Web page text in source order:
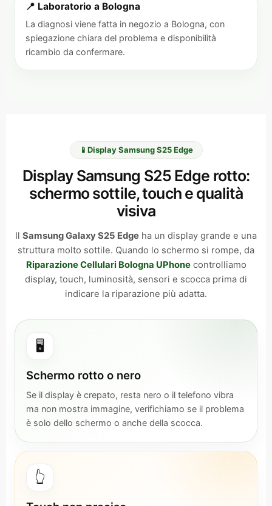
📍 Laboratorio a Bologna
La diagnosi viene fatta in negozio a Bologna, con
spiegazione chiara del problema e disponibilità
ricambio da confermare.
📱 Display Samsung S25 Edge
Display Samsung S25 Edge rotto:
schermo sottile, touch e qualità
visiva
Il Samsung Galaxy S25 Edge ha un display grande e una
struttura molto sottile. Quando lo schermo si rompe, da
Riparazione Cellulari Bologna UPhonecontrolliamo
display, touch, luminosità, sensori e scocca prima di
indicare la riparazione più adatta.
🖥️
Schermo rotto o nero
Se il display è crepato, resta nero o il telefono vibra
ma non mostra immagine, verifichiamo se il problema
è solo dello schermo o anche della scocca.
👆